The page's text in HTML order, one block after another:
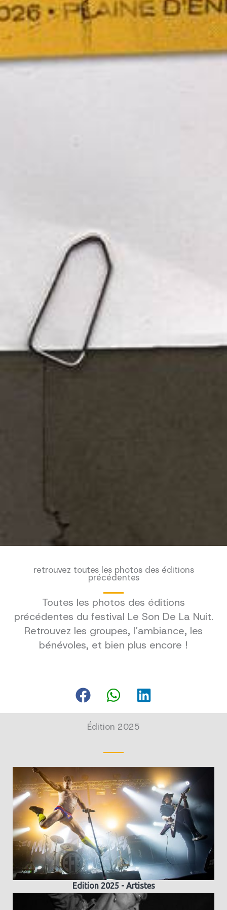
retrouvez toutes les photos des éditions
précédentes
Toutes les photos des éditions
précédentes du festival Le Son De La Nuit.
Retrouvez les groupes, l’ambiance, les
bénévoles, et bien plus encore !
Édition 2025
Edition 2025 - Artistes